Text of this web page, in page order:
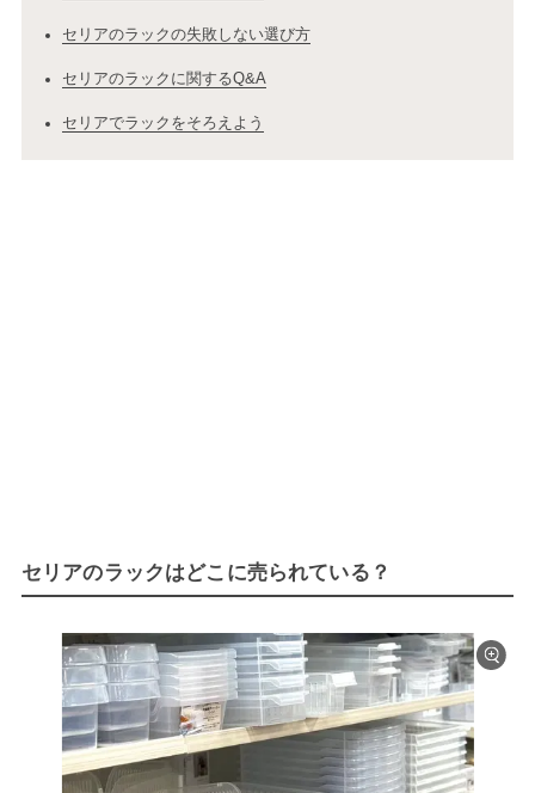
セリアのラックの失敗しない選び方
セリアのラックに関するQ&A
セリアでラックをそろえよう
セリアのラックはどこに売られている？